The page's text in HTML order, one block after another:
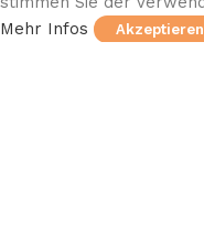
Mehr Infos
Akzeptieren